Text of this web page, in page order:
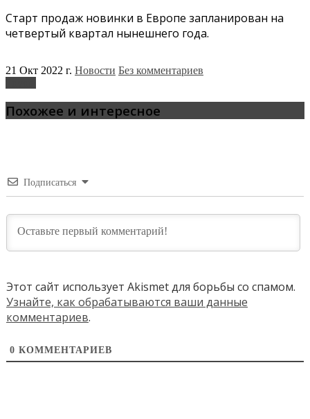
Старт продаж новинки в Европе запланирован на
четвертый квартал нынешнего года.
21 Окт 2022 г. Новости Без комментариев
Похожее и интересное
Подписаться
Этот сайт использует Akismet для борьбы со спамом.
Узнайте, как обрабатываются ваши данные
комментариев.
0 КОММЕНТАРИЕВ